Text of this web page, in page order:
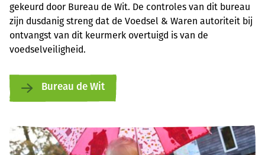
gekeurd door Bureau de Wit. De controles van dit bureau
zijn dusdanig streng dat de Voedsel & Waren autoriteit bij
ontvangst van dit keurmerk overtuigd is van de
voedselveiligheid.
Bureau de Wit